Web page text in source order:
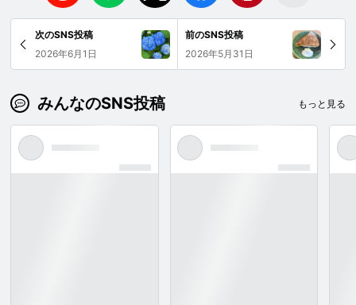
次のSNS投稿
2026年6月1日
前のSNS投稿
2026年5月31日
みんなのSNS投稿 もっと見る